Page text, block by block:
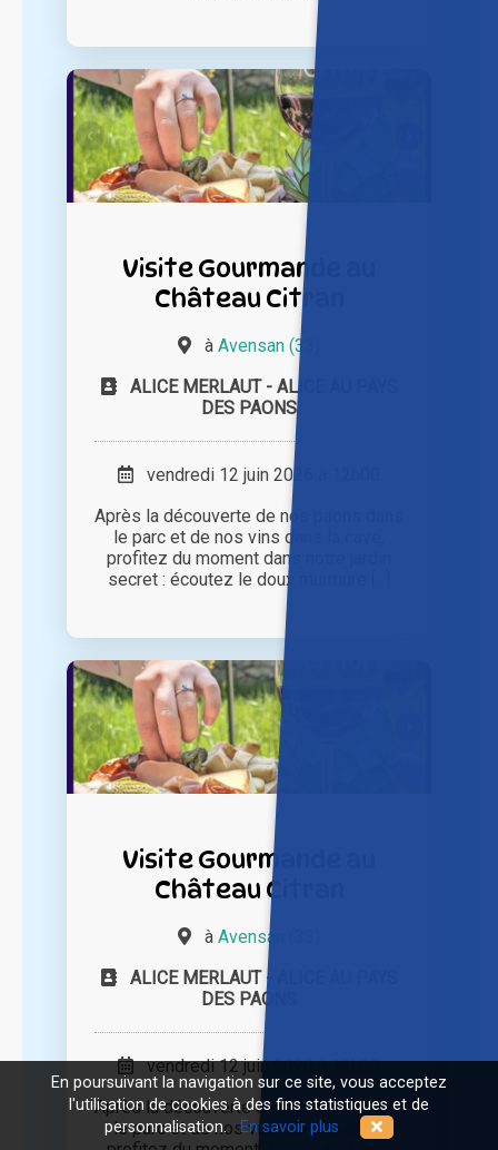
Visite Gourmande au
Château Citran
à Avensan (33)
ALICE MERLAUT - ALICE AU PAYS
DES PAONS
vendredi 12 juin 2026 à 12h00
Après la découverte de nos paons dans
le parc et de nos vins dans la cave,
profitez du moment dans notre jardin
secret : écoutez le doux murmure [...]
Visite Gourmande au
Château Citran
à Avensan (33)
ALICE MERLAUT - ALICE AU PAYS
DES PAONS
vendredi 12 juin 2026 à 13h00
Après la découverte de nos paons dans
le parc et de nos vins dans la cave,
En poursuivant la navigation sur ce site, vous acceptez
l'utilisation de cookies à des fins statistiques et de
personnalisation.En savoir plus